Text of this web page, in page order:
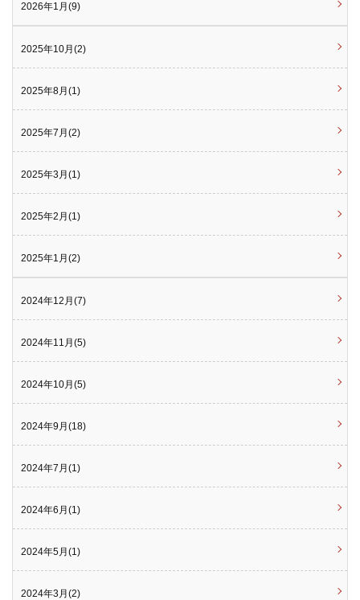
2026年1月(9)
2025年10月(2)
2025年8月(1)
2025年7月(2)
2025年3月(1)
2025年2月(1)
2025年1月(2)
2024年12月(7)
2024年11月(5)
2024年10月(5)
2024年9月(18)
2024年7月(1)
2024年6月(1)
2024年5月(1)
2024年3月(2)